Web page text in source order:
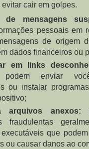
cair em golpes.
de mensagens
pessoais em
de origem
dados financeiros ou
em links
podem enviar
ou instalar
arquivos anexos:
fraudulentas
executáveis que
ou causar danos ao